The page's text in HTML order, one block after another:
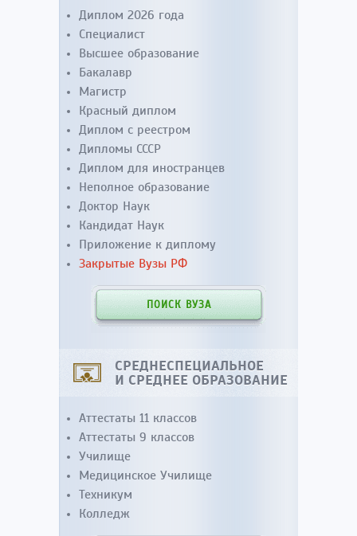
Диплом 2026 года
Специалист
Высшее образование
Бакалавр
Магистр
Красный диплом
Диплом с реестром
Дипломы СССР
Диплом для иностранцев
Неполное образование
Доктор Наук
Кандидат Наук
Приложение к диплому
Закрытые Вузы РФ
ПОИСК ВУЗА
СРЕДНЕСПЕЦИАЛЬНОЕ
И СРЕДНЕЕ ОБРАЗОВАНИЕ
Аттестаты 11 классов
Аттестаты 9 классов
Училище
Медицинское Училище
Техникум
Колледж